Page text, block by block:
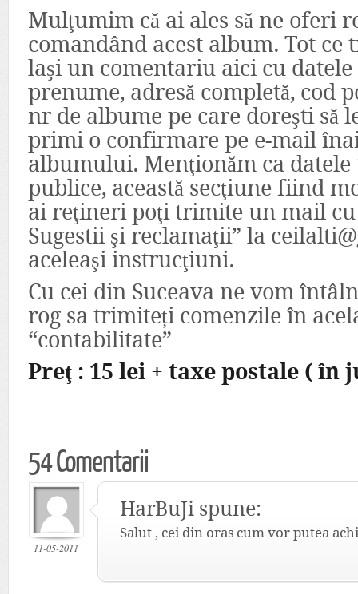
Mulţumim că ai ales să ne oferi
comandând acest album. Tot ce
laşi un comentariu aici cu datele
prenume, adresă completă, cod
nr de albume pe care doreşti să
primi o confirmare pe e-mail
albumului. Menţionăm ca
publice, această secţiune fiind
ai reţineri poţi trimite un mail cu
Sugestii şi reclamaţii” la
aceleaşi instrucţiuni.
Cu cei din Suceava ne vom
rog sa trimiteți comenzile în
“contabilitate”
Preţ : 15 lei + taxe postale ( în
54 Comentarii
11-05-2011
HarBuJi spune:
Salut , cei din oras cum vor putea